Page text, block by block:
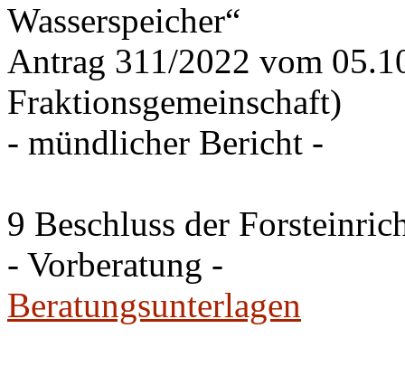
Wasserspeicher“
Antrag 311/2022 vom
Fraktionsgemeinschaft)
- mündlicher Bericht -
9 Beschluss der
- Vorberatung -
Beratungsunterlagen